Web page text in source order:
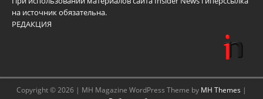
на источник обязательна.
РЕДАКЦИЯ
Copyright © 2026 | MH Magazine WordPress Theme by MH Themes |